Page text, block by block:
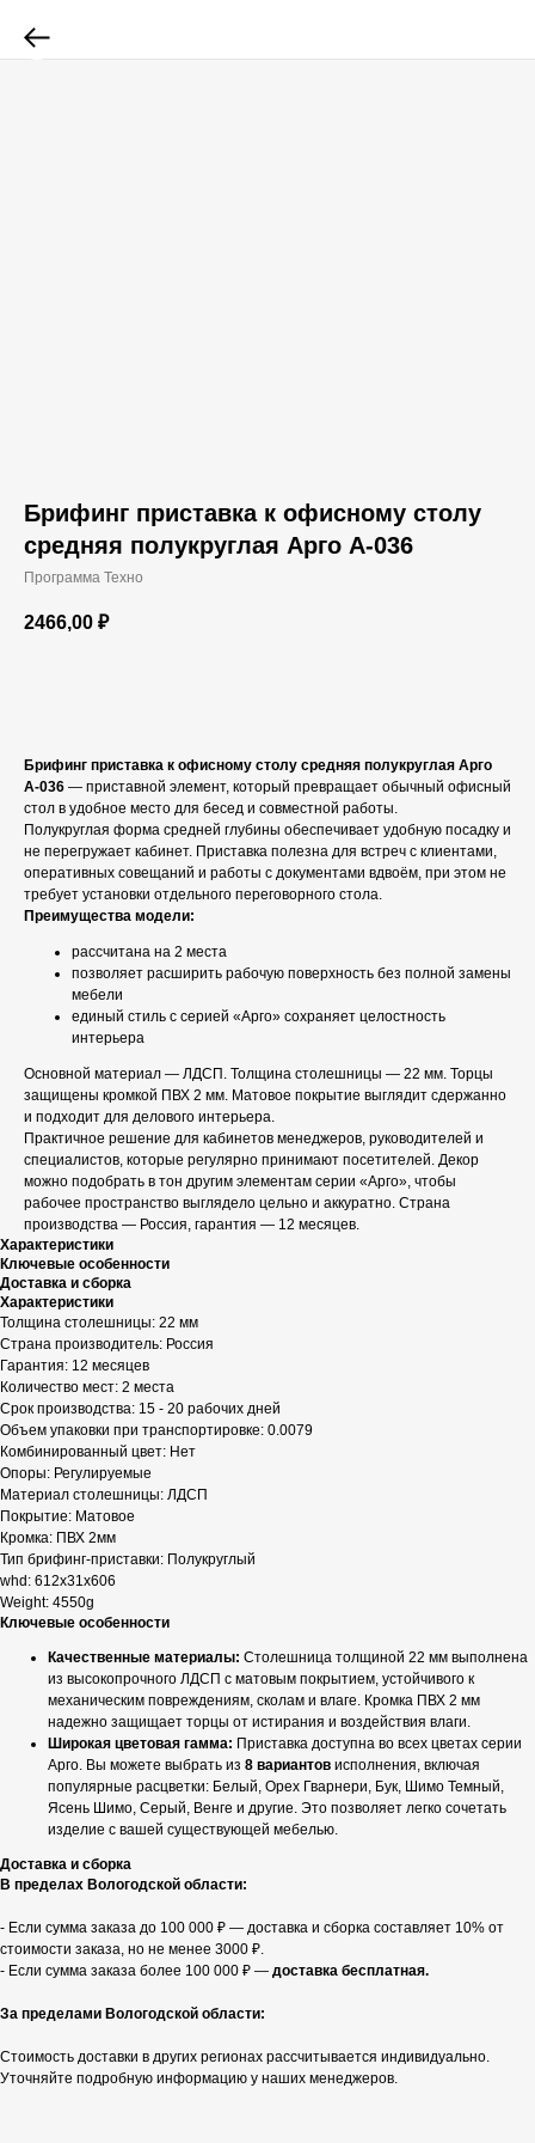
Брифинг приставка к офисному столу
средняя полукруглая Арго А-036
Программа Техно
2466,00 ₽
Брифинг приставка к офисному столу средняя полукруглая Арго
А-036 — приставной элемент, который превращает обычный офисный
стол в удобное место для бесед и совместной работы.
Полукруглая форма средней глубины обеспечивает удобную посадку и
не перегружает кабинет. Приставка полезна для встреч с клиентами,
оперативных совещаний и работы с документами вдвоём, при этом не
требует установки отдельного переговорного стола.
Преимущества модели:
рассчитана на 2 места
позволяет расширить рабочую поверхность без полной замены
мебели
единый стиль с серией «Арго» сохраняет целостность
интерьера
Основной материал — ЛДСП. Толщина столешницы — 22 мм. Торцы
защищены кромкой ПВХ 2 мм. Матовое покрытие выглядит сдержанно
и подходит для делового интерьера.
Практичное решение для кабинетов менеджеров, руководителей и
специалистов, которые регулярно принимают посетителей. Декор
можно подобрать в тон другим элементам серии «Арго», чтобы
рабочее пространство выглядело цельно и аккуратно. Страна
производства — Россия, гарантия — 12 месяцев.
Характеристики
Ключевые особенности
Доставка и сборка
Характеристики
Толщина столешницы: 22 мм
Страна производитель: Россия
Гарантия: 12 месяцев
Количество мест: 2 места
Срок производства: 15 - 20 рабочих дней
Объем упаковки при транспортировке: 0.0079
Комбинированный цвет: Нет
Опоры: Регулируемые
Материал столешницы: ЛДСП
Покрытие: Матовое
Кромка: ПВХ 2мм
Тип брифинг-приставки: Полукруглый
whd: 612x31x606
Weight: 4550g
Ключевые особенности
Качественные материалы: Столешница толщиной 22 мм выполнена
из высокопрочного ЛДСП с матовым покрытием, устойчивого к
механическим повреждениям, сколам и влаге. Кромка ПВХ 2 мм
надежно защищает торцы от истирания и воздействия влаги.
Широкая цветовая гамма: Приставка доступна во всех цветах серии
Арго. Вы можете выбрать из 8 вариантов исполнения, включая
популярные расцветки: Белый, Орех Гварнери, Бук, Шимо Темный,
Ясень Шимо, Серый, Венге и другие. Это позволяет легко сочетать
изделие с вашей существующей мебелью.
Доставка и сборка
В пределах Вологодской области:
- Если сумма заказа до 100 000 ₽ — доставка и сборка составляет 10% от
стоимости заказа, но не менее 3000 ₽.
- Если сумма заказа более 100 000 ₽ — доставка бесплатная.
За пределами Вологодской области:
Стоимость доставки в других регионах рассчитывается индивидуально.
Уточняйте подробную информацию у наших менеджеров.